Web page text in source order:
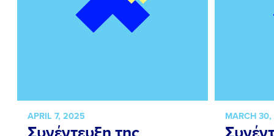
APRIL 7, 2025 MARCH